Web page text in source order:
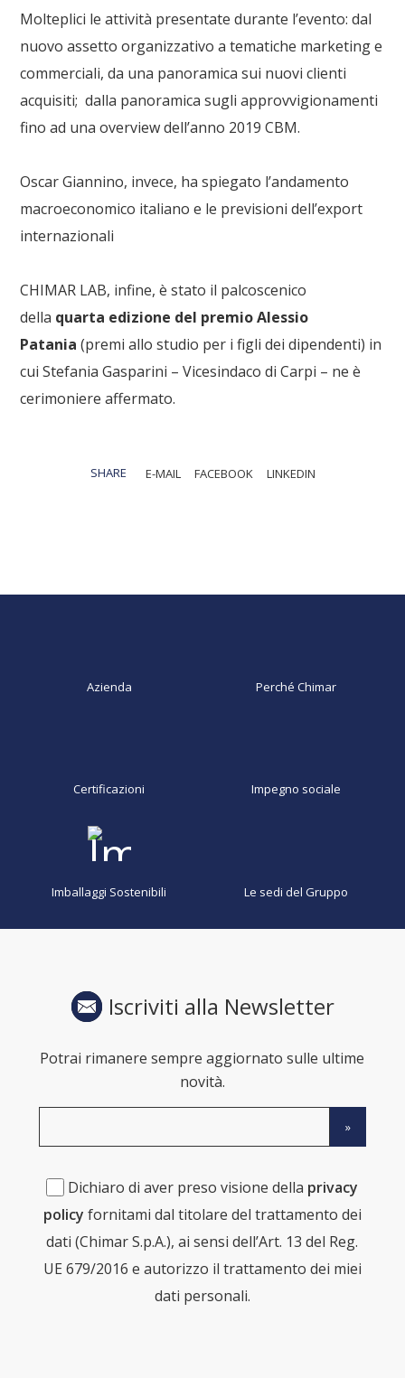
Molteplici le attività presentate durante l’evento: dal
nuovo assetto organizzativo a tematiche marketing e
commerciali, da una panoramica sui nuovi clienti
acquisiti; dalla panoramica sugli approvvigionamenti
fino ad una overview dell’anno 2019 CBM.
Oscar Giannino, invece, ha spiegato l’andamento
macroeconomico italiano e le previsioni dell’export
internazionali
CHIMAR LAB, infine, è stato il palcoscenico
della quarta edizione del premio Alessio
Patania (premi allo studio per i figli dei dipendenti) in
cui Stefania Gasparini – Vicesindaco di Carpi – ne è
cerimoniere affermato.
SHARE E-MAIL FACEBOOK LINKEDIN
Azienda Perché Chimar
Certificazioni Impegno sociale
Imballaggi Sostenibili Le sedi del Gruppo
Iscriviti alla Newsletter
Potrai rimanere sempre aggiornato sulle ultime
novità.
Dichiaro di aver preso visione della privacy
policy fornitami dal titolare del trattamento dei
dati (Chimar S.p.A.), ai sensi dell’Art. 13 del Reg.
UE 679/2016 e autorizzo il trattamento dei miei
dati personali.